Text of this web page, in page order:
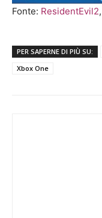
Fonte: ResidentEvil2,
PER SAPERNE DI PIÙ SU:
Xbox One